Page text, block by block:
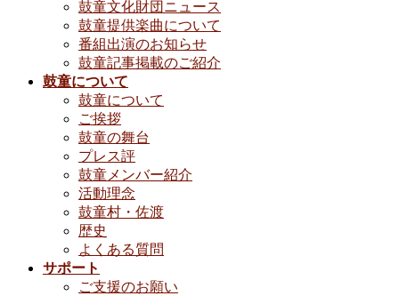
鼓童文化財団ニュース
鼓童提供楽曲について
番組出演のお知らせ
鼓童記事掲載のご紹介
鼓童について
鼓童について
ご挨拶
鼓童の舞台
プレス評
鼓童メンバー紹介
活動理念
鼓童村・佐渡
歴史
よくある質問
サポート
ご支援のお願い